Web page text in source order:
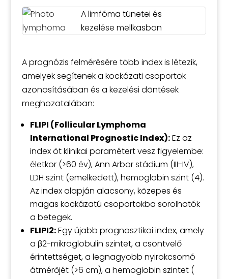
A limfóma tünetei és
kezelése mellkasban
A prognózis felmérésére több index is létezik,
amelyek segítenek a kockázati csoportok
azonosításában és a kezelési döntések
meghozatalában:
FLIPI (Follicular Lymphoma
International Prognostic Index):Ez az
index öt klinikai paramétert vesz figyelembe:
életkor (>60 év), Ann Arbor stádium (III-IV),
LDH szint (emelkedett), hemoglobin szint (4).
Az index alapján alacsony, közepes és
magas kockázatú csoportokba sorolhatók
a betegek.
FLIPI2:Egy újabb prognosztikai index, amely
a β2-mikroglobulin szintet, a csontvelő
érintettséget, a legnagyobb nyirokcsomó
átmérőjét (>6 cm), a hemoglobin szintet (